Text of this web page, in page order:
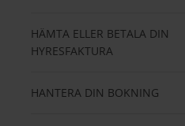
HÄMTA ELLER BETALA DIN
HYRESFAKTURA
HANTERA DIN BOKNING